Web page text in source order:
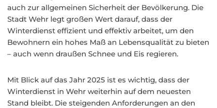
auch zur allgemeinen Sicherheit der Bevölkerung. Die
Stadt Wehr legt großen Wert darauf, dass der
Winterdienst effizient und effektiv arbeitet, um den
Bewohnern ein hohes Maß an Lebensqualität zu bieten
– auch wenn draußen Schnee und Eis regieren.
Mit Blick auf das Jahr 2025 ist es wichtig, dass der
Winterdienst in Wehr weiterhin auf dem neuesten
Stand bleibt. Die steigenden Anforderungen an den